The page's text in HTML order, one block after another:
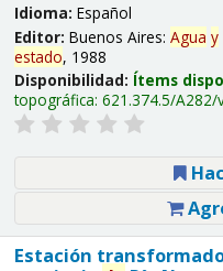
Idioma: Español
Editor: Buenos Aires: Agua y
estado, 1988
Disponibilidad: Ítems
topográfica: 621.374.5/A282/
Estación